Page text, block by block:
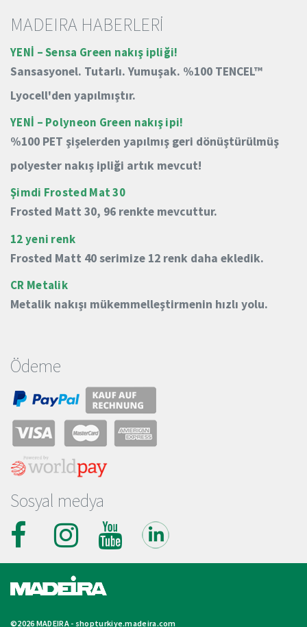
Ödeme
Sosyal medya
MADEIRA HABERLERİ
YENİ – Sensa Green nakış ipliği!
Sansasyonel. Tutarlı. Yumuşak. %100 TENCEL™
Lyocell'den yapılmıştır.
YENİ – Polyneon Green nakış ipi!
%100 PET şişelerden yapılmış geri dönüştürülmüş
polyester nakış ipliği artık mevcut!
Şimdi Frosted Mat 30
Frosted Matt 30, 96 renkte mevcuttur.
12 yeni renk
Frosted Matt 40 serimize 12 renk daha ekledik.
CR Metalik
Metalik nakışı mükemmelleştirmenin hızlı yolu.
©2026 MADEIRA - shopturkiye.madeira.com